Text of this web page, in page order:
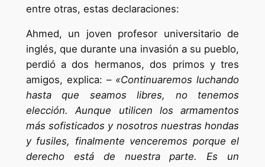
entre otras, estas declaraciones:
Ahmed, un joven profesor universitario de
inglés, que durante una invasión a su pueblo,
perdió a dos hermanos, dos primos y tres
amigos, explica: – «Continuaremos luchando
hasta que seamos libres, no tenemos
elección. Aunque utilicen los armamentos
más sofisticados y nosotros nuestras hondas
y fusiles, finalmente venceremos porque el
derecho está de nuestra parte. Es un